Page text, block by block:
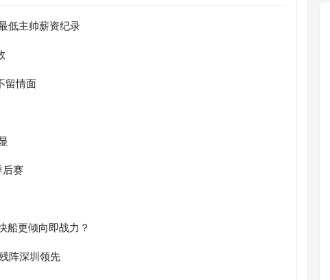
低主帅薪资纪录
留情面
后赛
船更倾向即战力？
阵深圳领先